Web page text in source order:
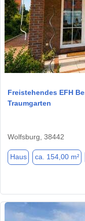
Freistehendes EFH
Traumgarten
Wolfsburg, 38442
Haus ca. 154,00 m²